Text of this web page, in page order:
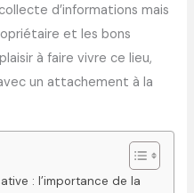
d’informations mais
et les bons
à faire vivre ce lieu,
un attachement à la
: l’importance de la